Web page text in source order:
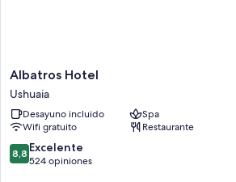
En Las Lengas Hotel, todas las habitaciones
cajas de seguridad.
También se incluyen los siguientes servicios
Reciclaje y bombillas LED
Baños con cabezales de ducha tipo lluvia
Albatros
Hotel
Ushuaia
Albatros Hotel
Ushuaia
Desayuno incluido
Spa
Wifi gratuito
Restaurante
8.8
de
8,8 Excelente
524 opiniones